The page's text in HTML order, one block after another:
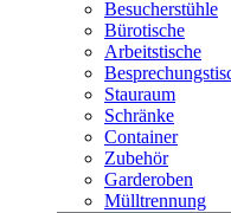
Besucherstühle
Bürotische
Arbeitstische
Stauraum
Schränke
Container
Zubehör
Garderoben
Mülltrennung